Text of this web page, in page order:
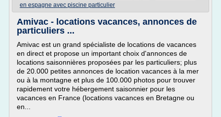
en espagne avec piscine particulier
Amivac - locations vacances, annonces de
particuliers ...
Amivac est un grand spécialiste de locations de vacances
en direct et propose un important choix d'annonces de
locations saisonnières proposées par les particuliers; plus
de 20.000 petites annonces de location vacances à la mer
ou à la montagne et plus de 100.000 photos pour trouver
rapidement votre hébergement saisonnier pour les
vacances en France (locations vacances en Bretagne ou
en...